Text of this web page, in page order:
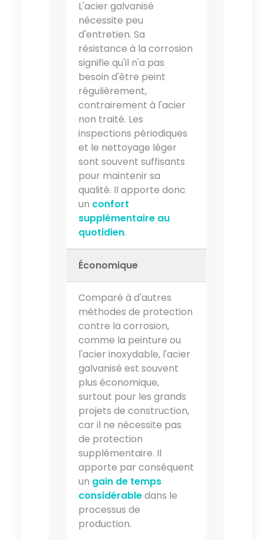
L'acier galvanisé
nécessite peu
d'entretien. Sa
résistance à la corrosion
signifie qu'il n'a pas
besoin d'être peint
régulièrement,
contrairement à l'acier
non traité. Les
inspections périodiques
et le nettoyage léger
sont souvent suffisants
pour maintenir sa
qualité. Il apporte donc
un confort
supplémentaire au
quotidien.
Économique
Comparé à d'autres
méthodes de protection
contre la corrosion,
comme la peinture ou
l'acier inoxydable, l'acier
galvanisé est souvent
plus économique,
surtout pour les grands
projets de construction,
car il ne nécessite pas
de protection
supplémentaire. Il
apporte par conséquent
un gain de temps
considérabledans le
processus de
production.